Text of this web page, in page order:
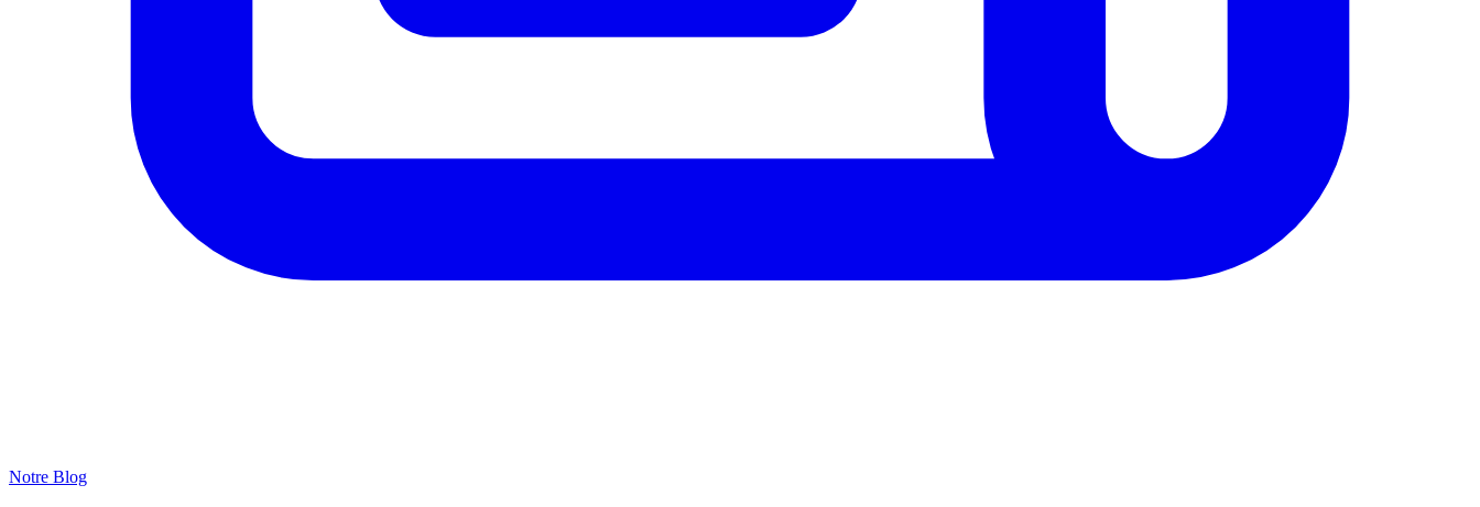
Notre Blog